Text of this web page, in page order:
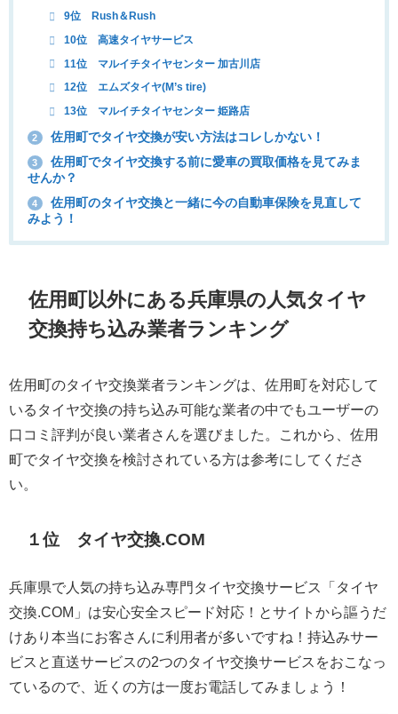
9位 Rush＆Rush
10位 高速タイヤサービス
11位 マルイチタイヤセンター 加古川店
12位 エムズタイヤ(M’s tire)
13位 マルイチタイヤセンター 姫路店
2 佐用町でタイヤ交換が安い方法はコレしかない！
3
佐用町でタイヤ交換する前に愛車の買取価格を見てみま
せんか？
4
佐用町のタイヤ交換と一緒に今の自動車保険を見直して
みよう！
佐用町以外にある兵庫県の人気タイヤ
交換持ち込み業者ランキング
佐用町のタイヤ交換業者ランキングは、佐用町を対応して
いるタイヤ交換の持ち込み可能な業者の中でもユーザーの
口コミ評判が良い業者さんを選びました。これから、佐用
町でタイヤ交換を検討されている方は参考にしてくださ
い。
１位 タイヤ交換.COM
兵庫県で人気の持ち込み専門タイヤ交換サービス「タイヤ
交換.COM」は安心安全スピード対応！とサイトから謳うだ
けあり本当にお客さんに利用者が多いですね！持込みサー
ビスと直送サービスの2つのタイヤ交換サービスをおこなっ
ているので、近くの方は一度お電話してみましょう！